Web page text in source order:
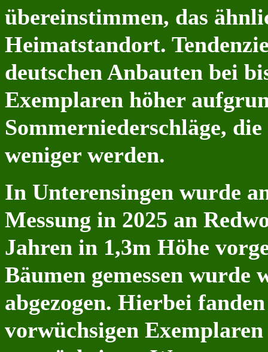
übereinstimmen, das
Heimatstandort.
deutschen Anbauten bei
Exemplaren höher
Sommerniederschläge,
weniger werden.
In Unterensingen wurde
Messung in 2025 an
Jahren in 1,3m Höhe
Bäumen gemessen
abgezogen. Hierbei
vorwüchsigen